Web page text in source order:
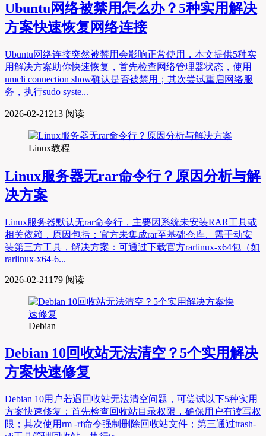
Ubuntu网络被禁用怎么办？5种实用解决
方案快速恢复网络连接
Ubuntu网络连接突然被禁用会影响正常使用，本文提供5种实
用解决方案助你快速恢复，首先检查网络管理器状态，使用
nmcli connection show确认是否被禁用；其次尝试重启网络服
务，执行sudo syste...
2026-02-21 213 阅读
Linux教程
Linux服务器无rar命令行？原因分析与解
决方案
Linux服务器默认无rar命令行，主要因系统未安装RAR工具或
相关依赖，原因包括：官方未集成rar至基础仓库、需手动安
装第三方工具，解决方案：可通过下载官方rarlinux-x64包（如
rarlinux-x64-6...
2026-02-21 179 阅读
Debian
Debian 10回收站无法清空？5个实用解决
方案快速修复
Debian 10用户若遇回收站无法清空问题，可尝试以下5种实用
方案快速修复：首先检查回收站目录权限，确保用户有读写权
限；其次使用rm -rf命令强制删除回收站文件；第三通过trash-